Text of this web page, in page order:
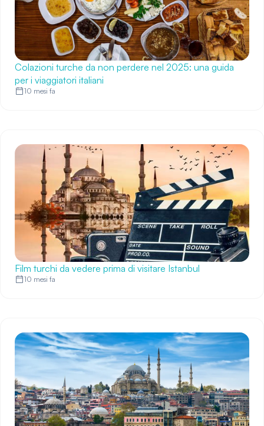
Colazioni turche da non perdere nel 2025: una guida
per i viaggiatori italiani
10 mesi fa
Film turchi da vedere prima di visitare Istanbul
10 mesi fa